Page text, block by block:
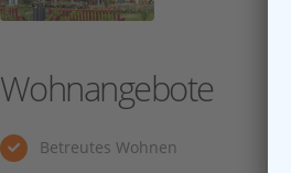
Wohnangebote
Betreutes Wohnen